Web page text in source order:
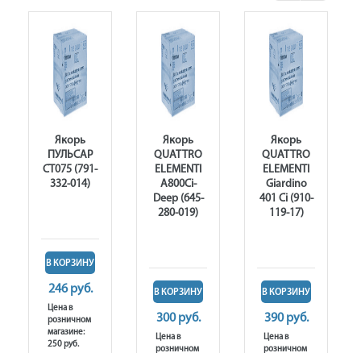
Якорь
ПУЛЬСАР
CT075 (791-
332-014)
В КОРЗИНУ
246 руб.
Цена в
розничном
магазине:
250 руб.
Якорь
QUATTRO
ELEMENTI
A800Ci-
Deep (645-
280-019)
В КОРЗИНУ
300 руб.
Цена в
розничном
Якорь
QUATTRO
ELEMENTI
Giardino
401 Ci (910-
119-17)
В КОРЗИНУ
390 руб.
Цена в
розничном